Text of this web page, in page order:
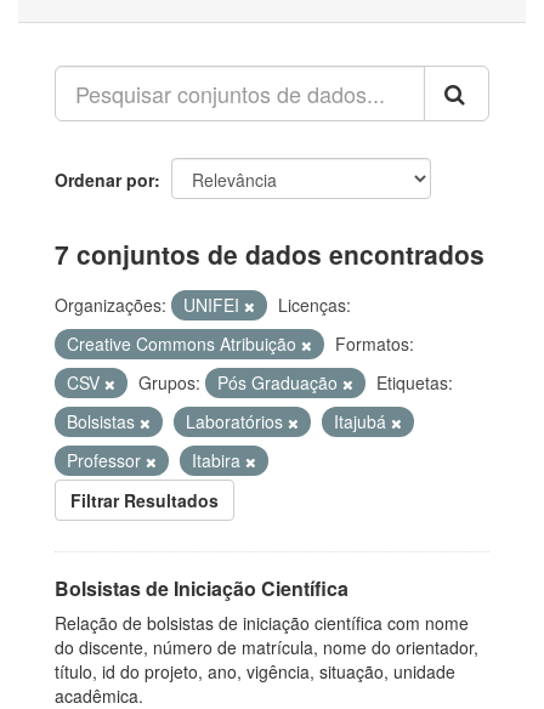
Ordenar por
7 conjuntos de dados encontrados
Organizações: UNIFEI
Licenças:
Creative Commons Atribuição
Formatos:
CSV
Grupos: Pós Graduação
Etiquetas:
Bolsistas
Laboratórios
Itajubá
Professor
Itabira
Filtrar Resultados
Bolsistas de Iniciação Científica
Relação de bolsistas de iniciação científica com nome
do discente, número de matrícula, nome do orientador,
título, id do projeto, ano, vigência, situação, unidade
acadêmica.